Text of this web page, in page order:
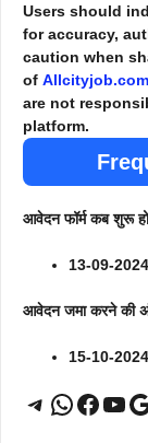
Users should
for accuracy,
caution when
of Allcityjob.com
are not
platform.
आवेदन फॉर्म कब शुरू
13-09-2024
आवेदन जमा करने की
15-10-2024
Telegram